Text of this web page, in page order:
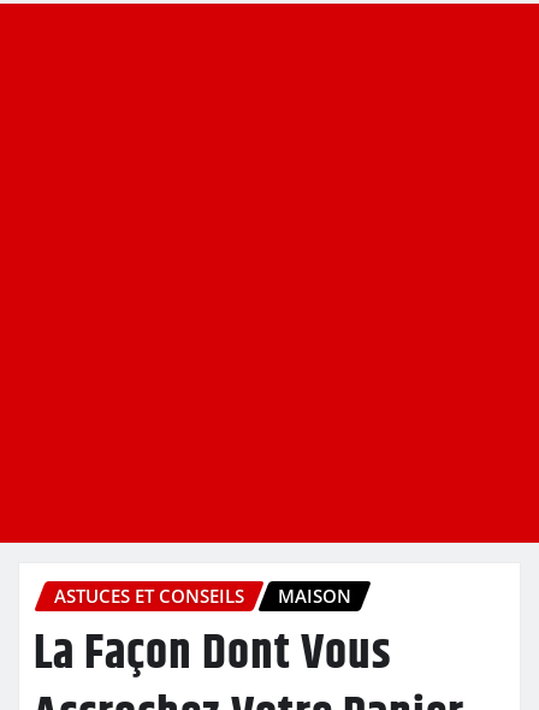
ASTUCES ET CONSEILS MAISON
La Façon Dont Vous